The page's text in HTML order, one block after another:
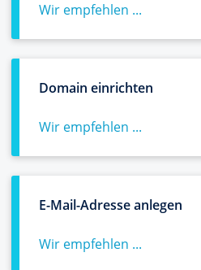
Wir empfehlen ...
Domain einrichten
Wir empfehlen ...
E-Mail-Adresse anlegen
Wir empfehlen ...